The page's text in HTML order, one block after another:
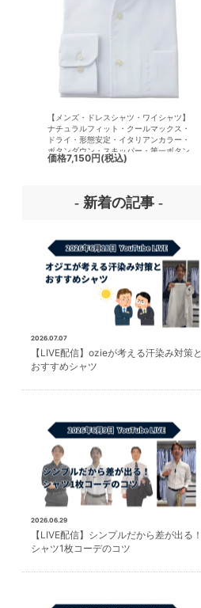
【メンズ・ドレスシャツ・ワイシャツ】
ナチュラルフィット・クールマックス・
ドライ・形態安定・イタリアンカラー・
ボタンダウン・スキッパー・第一ボタン
無し
価格7,150円(税込)
- 新着の記事 -
2026.07.07
【LIVE配信】ozieが考える汗染み対策と
おすすめシャツ
2026.06.29
【LIVE配信】シンプルだから差が出る！
シャツ1枚コーデのコツ